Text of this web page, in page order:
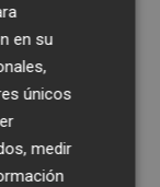
el municipio
del club;
que sufrir,
en su
únicos
medir